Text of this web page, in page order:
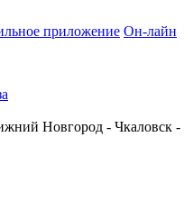
приложение Он-лайн
Новгород - Чкаловск -